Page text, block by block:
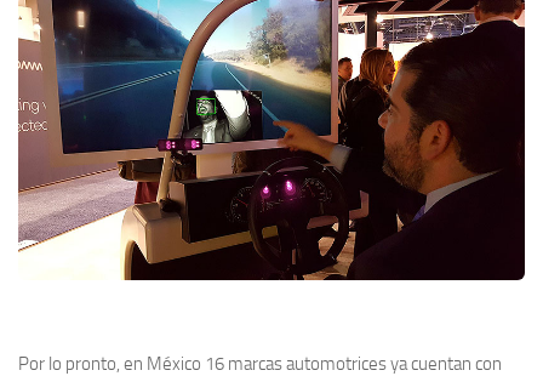
Por lo pronto, en México 16 marcas automotrices ya cuentan con